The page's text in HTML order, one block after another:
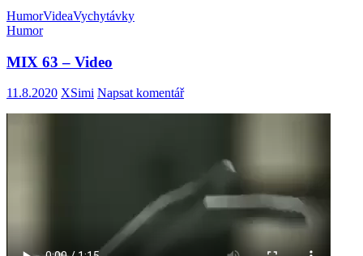
HumorVideaVychytávky
Humor
MIX 63 – Video
11.8.2020 XSimi Napsat komentář